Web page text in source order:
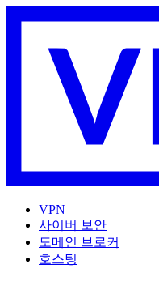
VPN
사이버 보안
도메인 브로커
호스팅